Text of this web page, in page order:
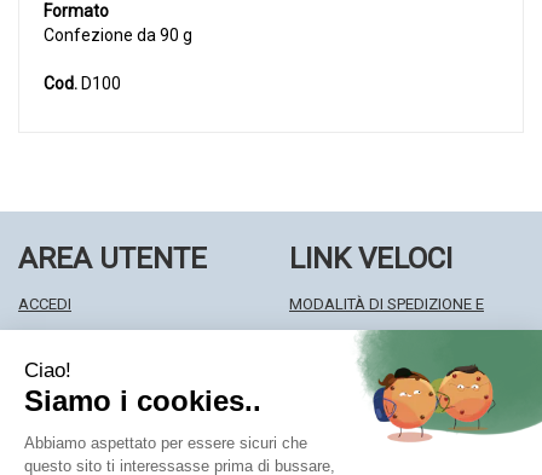
Formato
Confezione da 90 g
Cod. D100
AREA UTENTE
ACCEDI
WISHLIST
ISCRIZIONE ALLA NEWSLETTER
LINK VELOCI
MODALITÀ DI SPEDIZIONE E
MODALITÀ DI PAGAMENTO
INFORMATIVA PRIVACY
CONDIZIONI DI VENDITA